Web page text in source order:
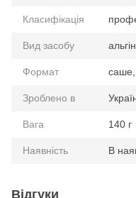
Класифікація
Вид засобу
Формат саше,
Зроблено в
Вага 140 г
Наявність В
Відгуки